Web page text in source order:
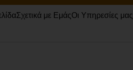
Σχετικά με ΕμάςΟι Υπηρεσίες μας